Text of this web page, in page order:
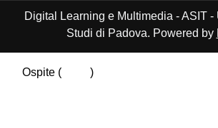
Digital Learning e Multimedia - ASIT
Studi di Padova. Powered by
Ospite (
)